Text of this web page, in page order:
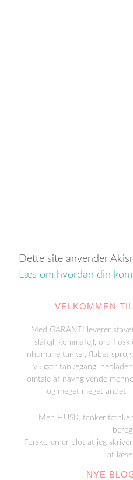
Dette site anvender
Læs om hvordan din
VELKOMMEN
Med GARANTI leverer
slåfejl, kommafejl, ord
inhumane tanker, flabet
vulgær tankegang,
omtale af navngivende
og meget meget andet.
Men HUSK, tanker
Forskellen er blot at jeg
at
NYE